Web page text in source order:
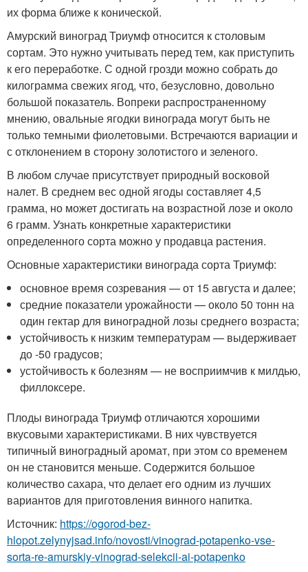
их форма ближе к конической.
Амурский виноград Триумф относится к столовым
сортам. Это нужно учитывать перед тем, как приступить
к его переработке. С одной грозди можно собрать до
килограмма свежих ягод, что, безусловно, довольно
большой показатель. Вопреки распространенному
мнению, овальные ягодки винограда могут быть не
только темными фиолетовыми. Встречаются вариации и
с отклонением в сторону золотистого и зеленого.
В любом случае присутствует природный восковой
налет. В среднем вес одной ягоды составляет 4,5
грамма, но может достигать на возрастной лозе и около
6 грамм. Узнать конкретные характеристики
определенного сорта можно у продавца растения.
Основные характеристики винограда сорта Триумф:
основное время созревания — от 15 августа и далее;
средние показатели урожайности — около 50 тонн на
один гектар для виноградной лозы среднего возраста;
устойчивость к низким температурам — выдерживает
до -50 градусов;
устойчивость к болезням — не восприимчив к милдью,
филлоксере.
Плоды винограда Триумф отличаются хорошими
вкусовыми характеристиками. В них чувствуется
типичный виноградный аромат, при этом со временем
он не становится меньше. Содержится большое
количество сахара, что делает его одним из лучших
вариантов для приготовления винного напитка.
Источник: https://ogorod-bez-
hlopot.zelynyjsad.info/novosti/vinograd-potapenko-vse-
sorta-re-amurskiy-vinograd-selekcii-ai-potapenko